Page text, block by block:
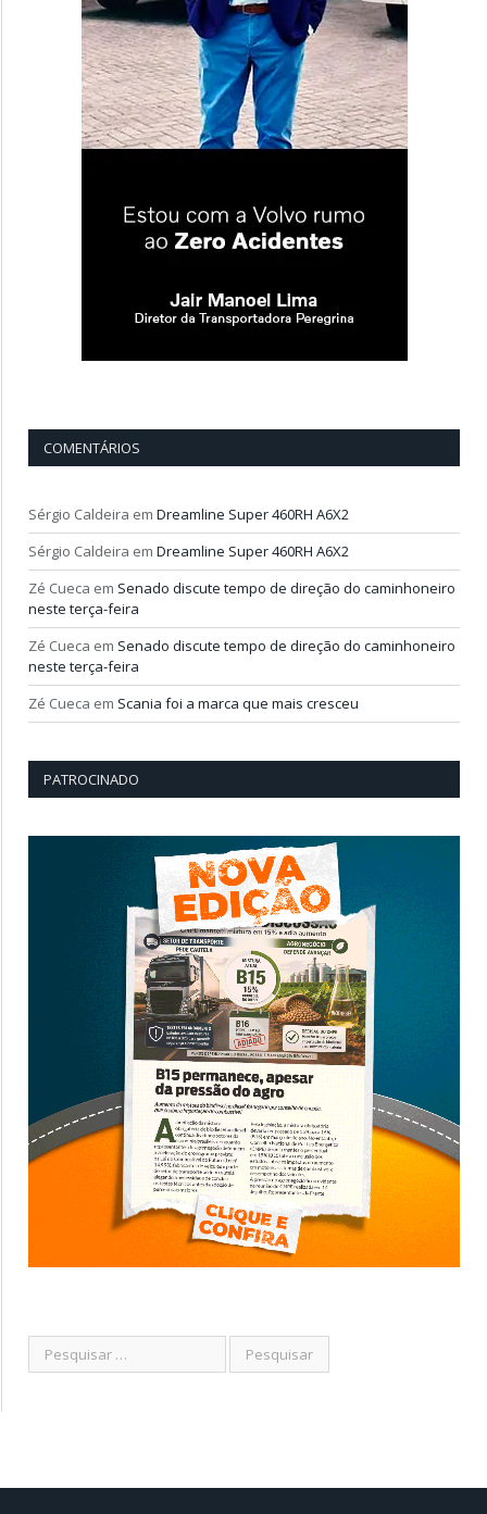
COMENTÁRIOS
Sérgio Caldeira em Dreamline Super 460RH A6X2
Sérgio Caldeira em Dreamline Super 460RH A6X2
Zé Cueca em Senado discute tempo de direção do caminhoneiro
neste terça-feira
Zé Cueca em Senado discute tempo de direção do caminhoneiro
neste terça-feira
Zé Cueca em Scania foi a marca que mais cresceu
PATROCINADO